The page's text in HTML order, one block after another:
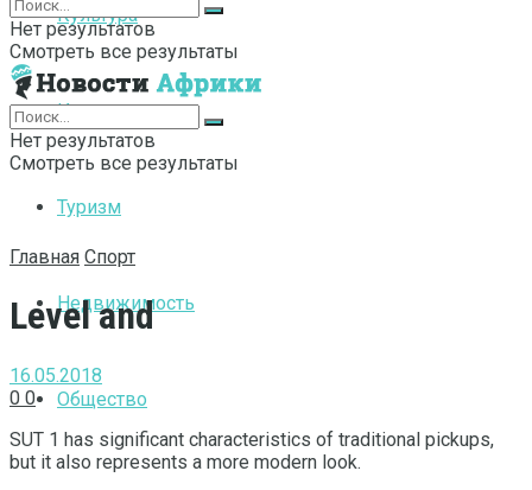
Культура
Интернет
Туризм
Недвижимость
Общество
Нет результатов
Смотреть все результаты
Нет результатов
Смотреть все результаты
Главная Спорт
Level and
16.05.2018
0 0
SUT 1 has significant characteristics of traditional pickups,
but it also represents a more modern look.